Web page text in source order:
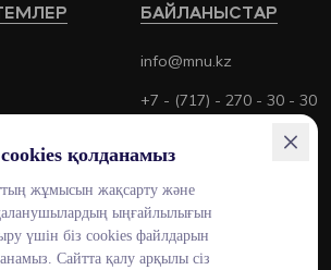
БАЙЛАНЫСТАР
info@mnu.kz
+7 - (717) - 270 - 30 - 30
+7 - (700) - 170 - 30 - 30
cookies қолданамыз
жұмысын жақсарту және
ыңғайлылығын
үшін біз cookies файлдарын
Сайтта қалу арқылы сіз